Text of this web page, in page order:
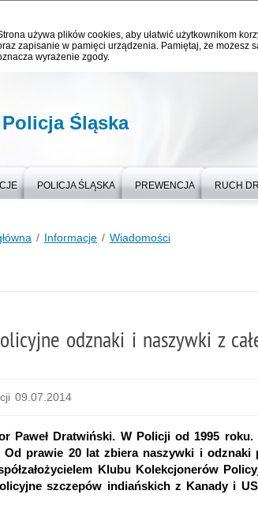
używa plików cookies, aby ułatwić użytkownikom
zapisanie w pamięci urządzenia. Pamiętaj, że możesz
wyrażenie zgody.
Policja Śląska
POLICJA ŚLĄSKA PREWENCJA RUCH
Informacje Wiadomości
odznaki i naszywki z
09.07.2014
Paweł Dratwiński. W Policji od 1995
Od prawie 20 lat zbiera naszywki i odznaki
Klubu Kolekcjonerów
szczepów indiańskich z Kanady i